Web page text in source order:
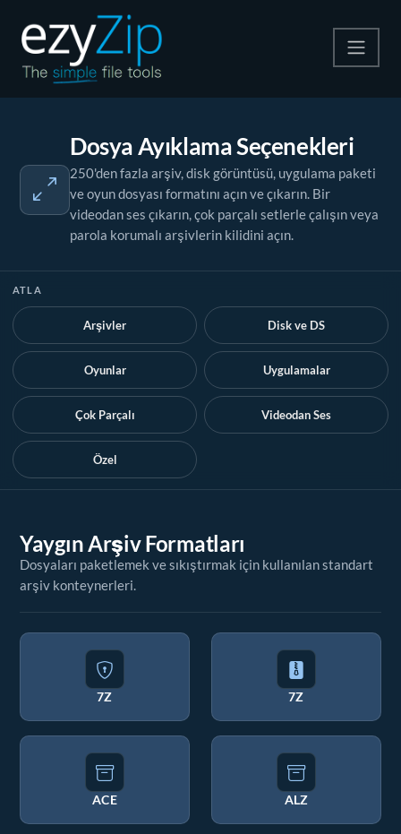
Dönüştürücü
Diğer Araçlar
Dosya Ayıklama Seçenekleri
250'den fazla arşiv, disk görüntüsü, uygulama paketi
ve oyun dosyası formatını açın ve çıkarın. Bir
videodan ses çıkarın, çok parçalı setlerle çalışın veya
parola korumalı arşivlerin kilidini açın.
ATLA
Arşivler Disk ve DS
Oyunlar Uygulamalar
Çok Parçalı Videodan Ses
Özel
Yaygın Arşiv Formatları
Dosyaları paketlemek ve sıkıştırmak için kullanılan standart
arşiv konteynerleri.
7Z 7Z
ACE ALZ